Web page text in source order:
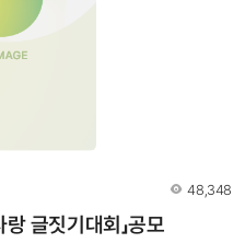
편접수 ▶ 접수기간(연장) -
수 ▶ 문의전화 02)724-
조회수
48,348
글짓기대회」공모